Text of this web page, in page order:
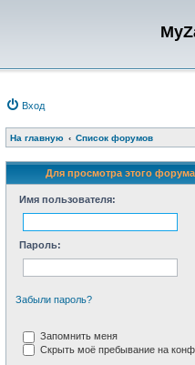
Вход
На главную Список форумов
Для просмотра этого
Имя пользователя:
Пароль:
Забыли пароль?
Запомнить меня
Скрыть моё пребывание на